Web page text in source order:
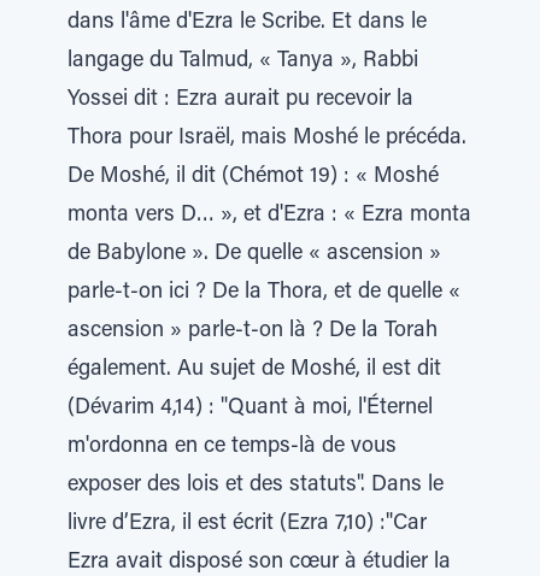
dans l'âme d'Ezra le Scribe. Et dans le
langage du Talmud, « Tanya », Rabbi
Yossei dit : Ezra aurait pu recevoir la
Thora pour Israël, mais Moshé le précéda.
De Moshé, il dit (Chémot 19) : « Moshé
monta vers D… », et d'Ezra : « Ezra monta
de Babylone ». De quelle « ascension »
parle-t-on ici ? De la Thora, et de quelle «
ascension » parle-t-on là ? De la Torah
également. Au sujet de Moshé, il est dit
(Dévarim 4,14) : "Quant à moi, l'Éternel
m'ordonna en ce temps-là de vous
exposer des lois et des statuts". Dans le
livre d’Ezra, il est écrit (Ezra 7,10) :"Car
Ezra avait disposé son cœur à étudier la